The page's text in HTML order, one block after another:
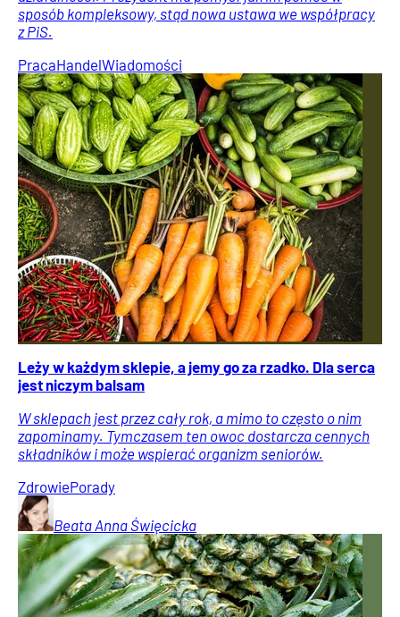
sposób kompleksowy, stąd nowa ustawa we współpracy
z PiS.
PracaHandelWiadomości
Leży w każdym sklepie, a jemy go za rzadko. Dla serca
jest niczym balsam
W sklepach jest przez cały rok, a mimo to często o nim
zapominamy. Tymczasem ten owoc dostarcza cennych
składników i może wspierać organizm seniorów.
ZdrowiePorady
Beata Anna Święcicka